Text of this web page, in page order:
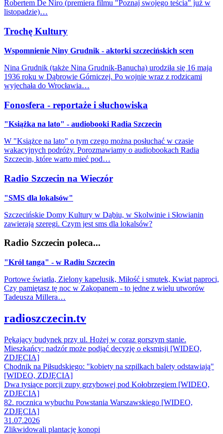
Robertem De Niro (premiera filmu "Poznaj swojego teścia" już w
listopadzie)…
Trochę Kultury
Wspomnienie Niny Grudnik - aktorki szczecińskich scen
Nina Grudnik (także Nina Grudnik-Banucha) urodziła się 16 maja
1936 roku w Dąbrowie Górniczej. Po wojnie wraz z rodzicami
wyjechała do Wrocławia…
Fonosfera - reportaże i słuchowiska
"Książka na lato" - audiobooki Radia Szczecin
W "Książce na lato" o tym czego można posłuchać w czasie
wakacyjnych podróży. Porozmawiamy o audiobookach Radia
Szczecin, które warto mieć pod…
Radio Szczecin na Wieczór
"SMS dla lokalsów"
Szczecińskie Domy Kultury w Dąbiu, w Skolwinie i Słowianin
zawierają szeregi. Czym jest sms dla lokalsów?
Radio Szczecin poleca...
"Król tanga" - w Radiu Szczecin
Portowe światła, Zielony kapelusik, Miłość i smutek, Kwiat paproci,
Czy pamiętasz tę noc w Zakopanem - to jedne z wielu utworów
Tadeusza Millera…
radioszczecin.tv
Pękający budynek przy ul. Hożej w coraz gorszym stanie.
Mieszkańcy: nadzór może podjąć decyzję o eksmisji [WIDEO,
ZDJĘCIA]
Chodnik na Piłsudskiego: "kobiety na szpilkach balety odstawiają"
[WIDEO, ZDJĘCIA]
Dwa tysiące porcji zupy grzybowej pod Kołobrzegiem [WIDEO,
ZDJECIA]
82. rocznica wybuchu Powstania Warszawskiego [WIDEO,
ZDJĘCIA]
31.07.2026
Zlikwidowali plantację konopi